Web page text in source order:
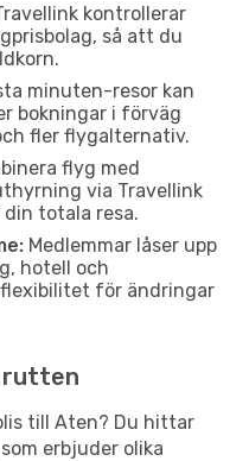
kontrollerar
så att du
minuten-resor kan
bokningar i förväg
fler flygalternativ.
flyg med
via Travellink
totala resa.
Medlemmar låser upp
hotell och
för ändringar
rutten
till Aten? Du hittar
erbjuder olika